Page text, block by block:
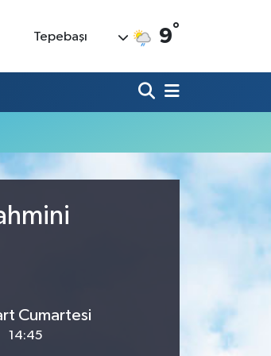
Tepebaşı 9°
Cumartesi
14:45